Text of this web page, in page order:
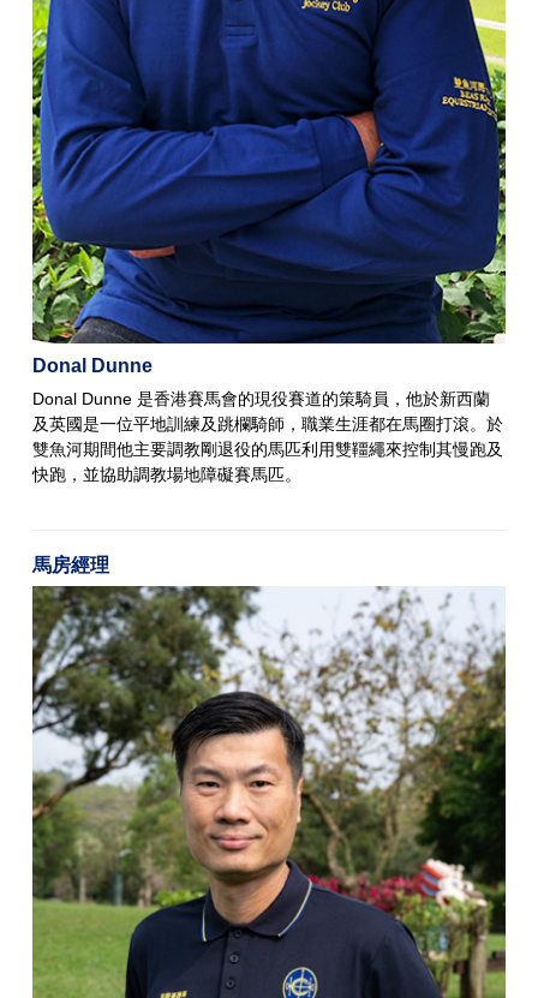
Donal Dunne
Donal Dunne 是香港賽馬會的現役賽道的策騎員，他於新西蘭
及英國是一位平地訓練及跳欄騎師，職業生涯都在馬圈打滾。於
雙魚河期間他主要調教剛退役的馬匹利用雙韁繩來控制其慢跑及
快跑，並協助調教場地障礙賽馬匹。
馬房經理